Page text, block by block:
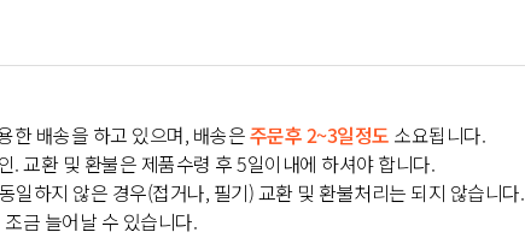
한 배송을 하고 있으며, 배송은주문후 2~3일정도 소요됩니다.
. 교환 및 환불은 제품수령 후 5일이내에 하셔야 합니다.
일하지 않은 경우(접거나, 필기) 교환 및 환불처리는 되지 않습니다.
금 늘어날 수 있습니다.